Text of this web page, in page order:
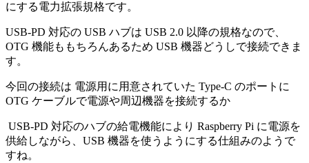
にする電力拡張規格です。
USB-PD 対応の USB ハブは USB 2.0 以降の規格なので、
OTG 機能ももちろんあるため USB 機器どうしで接続できま
す。
今回の接続は 電源用に用意されていた Type-C のポートに
OTG ケーブルで電源や周辺機器を接続するか
USB-PD 対応のハブの給電機能により Raspberry Pi に電源を
供給しながら、USB 機器を使うようにする仕組みのようで
すね。